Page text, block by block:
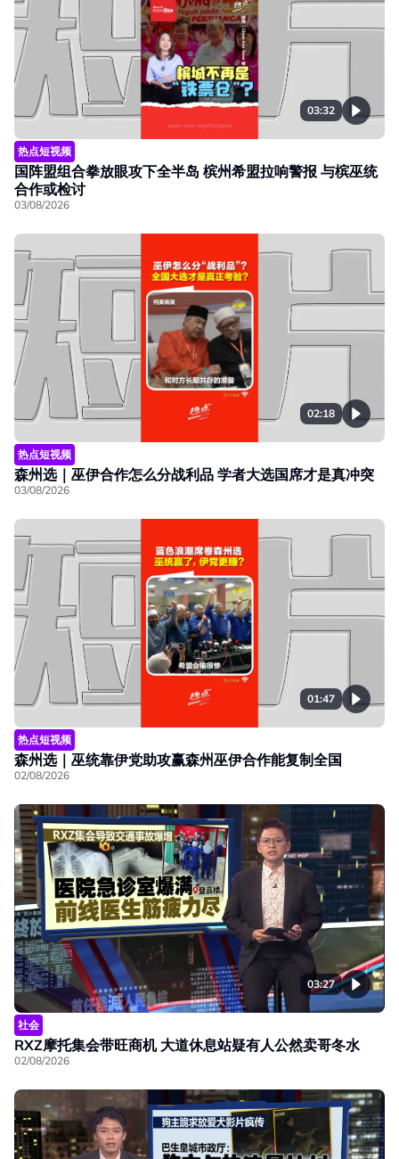
03:32
热点短视频
国阵盟组合拳放眼攻下全半岛 槟州希盟拉响警报 与槟巫统
合作或检讨
03/08/2026
02:18
热点短视频
森州选｜巫伊合作怎么分战利品 学者大选国席才是真冲突
03/08/2026
01:47
热点短视频
森州选｜巫统靠伊党助攻赢森州巫伊合作能复制全国
02/08/2026
03:27
社会
RXZ摩托集会带旺商机 大道休息站疑有人公然卖哥冬水
02/08/2026